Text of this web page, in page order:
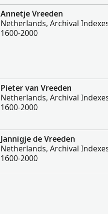
Annetje Vreeden
Netherlands, Archival
1600-2000
Pieter van Vreeden
Netherlands, Archival
1600-2000
Jannigje de Vreeden
Netherlands, Archival
1600-2000